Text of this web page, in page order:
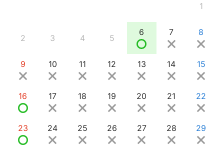
1
2 3 4 5
6 7 8
9 10 11 12 13 14 15
16 17 18 19 20 21 22
23 24 25 26 27 28 29